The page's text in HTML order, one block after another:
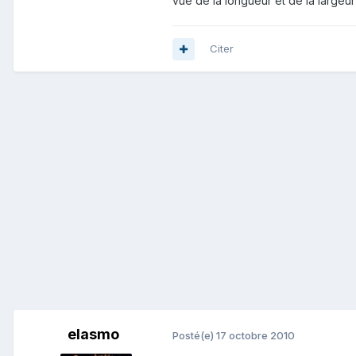
Citer
elasmo Posté(e) 17 octobre 2010